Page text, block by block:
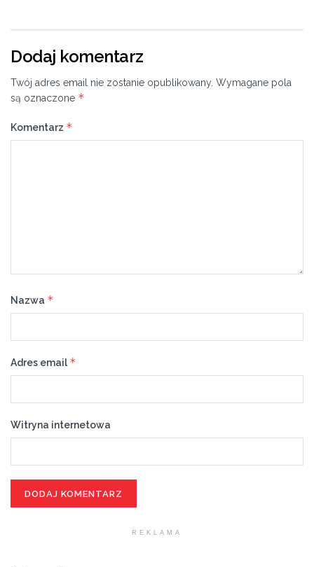
Dodaj komentarz
Twój adres email nie zostanie opublikowany. Wymagane pola
są oznaczone *
Komentarz *
Nazwa *
Adres email*
Witryna internetowa
REKLAMA